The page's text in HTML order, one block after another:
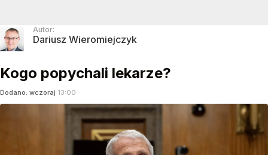
Autor:
Dariusz Wieromiejczyk
Kogo popychali lekarze?
Dodano: wczoraj 13:00